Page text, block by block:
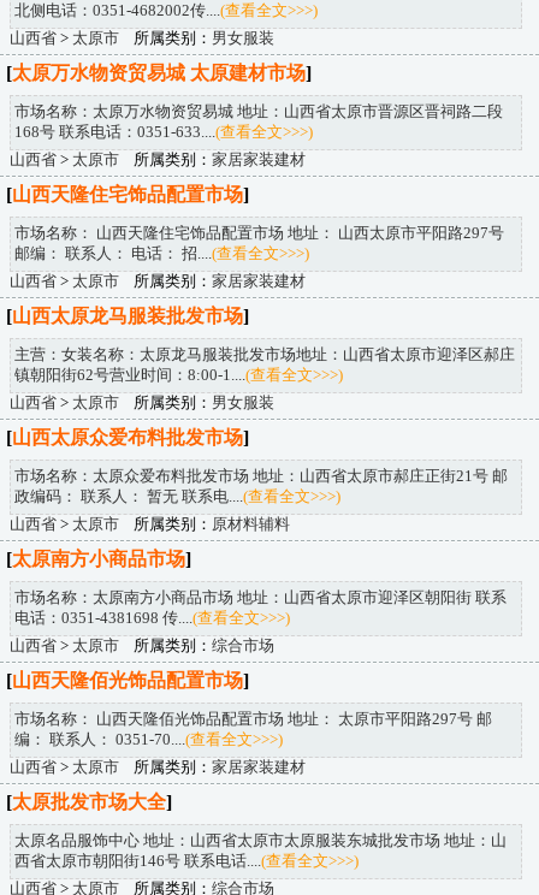
北侧电话：0351-4682002传.... (查看全文>>>)
山西省 > 太原市 所属类别： 男女服装
[太原万水物资贸易城 太原建材市场]
市场名称：太原万水物资贸易城 地址：山西省太原市晋源区晋祠路二段
168号 联系电话：0351-633.... (查看全文>>>)
山西省 > 太原市 所属类别： 家居家装建材
[山西天隆住宅饰品配置市场]
市场名称： 山西天隆住宅饰品配置市场 地址： 山西太原市平阳路297号
邮编： 联系人： 电话： 招.... (查看全文>>>)
山西省 > 太原市 所属类别： 家居家装建材
[山西太原龙马服装批发市场]
主营：女装名称：太原龙马服装批发市场地址：山西省太原市迎泽区郝庄
镇朝阳街62号营业时间：8:00-1.... (查看全文>>>)
山西省 > 太原市 所属类别： 男女服装
[山西太原众爱布料批发市场]
市场名称：太原众爱布料批发市场 地址：山西省太原市郝庄正街21号 邮
政编码： 联系人： 暂无 联系电.... (查看全文>>>)
山西省 > 太原市 所属类别： 原材料辅料
[太原南方小商品市场]
市场名称：太原南方小商品市场 地址：山西省太原市迎泽区朝阳街 联系
电话：0351-4381698 传.... (查看全文>>>)
山西省 > 太原市 所属类别： 综合市场
[山西天隆佰光饰品配置市场]
市场名称： 山西天隆佰光饰品配置市场 地址： 太原市平阳路297号 邮
编： 联系人： 0351-70.... (查看全文>>>)
山西省 > 太原市 所属类别： 家居家装建材
[太原批发市场大全]
太原名品服饰中心 地址：山西省太原市太原服装东城批发市场 地址：山
西省太原市朝阳街146号 联系电话.... (查看全文>>>)
山西省 > 太原市 所属类别： 综合市场